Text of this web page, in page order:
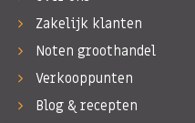
Zakelijk klanten
Noten groothandel
Verkooppunten
Blog & recepten